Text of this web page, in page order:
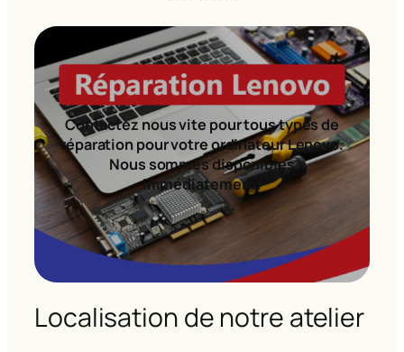
Contactez nous vite pour tous types de
réparation pour votre ordinateur Lenovo.
Nous sommes disponibles
immédiatement!
Localisation de notre atelier